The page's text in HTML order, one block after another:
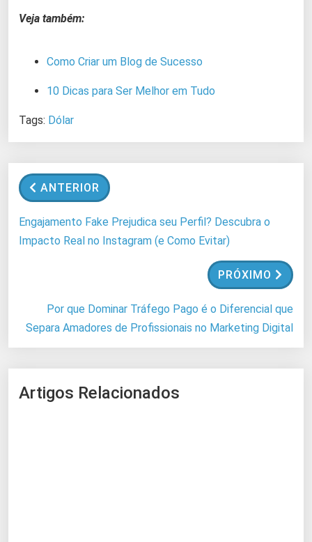
Veja também:
Como Criar um Blog de Sucesso
10 Dicas para Ser Melhor em Tudo
Tags: Dólar
ANTERIOR
Engajamento Fake Prejudica seu Perfil? Descubra o
Impacto Real no Instagram (e Como Evitar)
PRÓXIMO
Por que Dominar Tráfego Pago é o Diferencial que
Separa Amadores de Profissionais no Marketing Digital
Artigos Relacionados